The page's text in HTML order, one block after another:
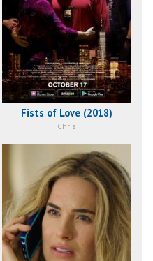
Fists of Love (2018)
Chris